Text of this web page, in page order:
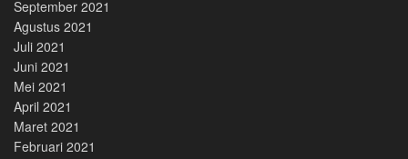
September 2021
Agustus 2021
Juli 2021
Juni 2021
Mei 2021
April 2021
Maret 2021
Februari 2021